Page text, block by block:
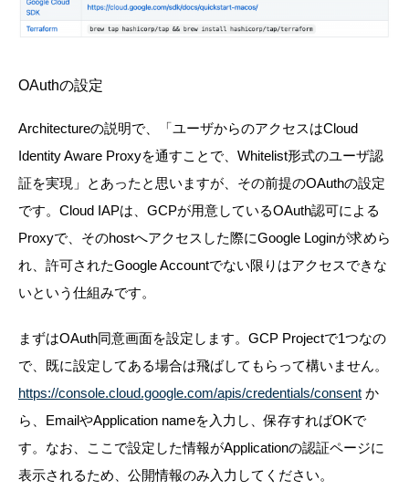
OAuthの設定
Architectureの説明で、「ユーザからのアクセスはCloud
Identity Aware Proxyを通すことで、Whitelist形式のユーザ認
証を実現」とあったと思いますが、その前提のOAuthの設定
です。Cloud IAPは、GCPが用意しているOAuth認可による
Proxyで、そのhostへアクセスした際にGoogle Loginが求めら
れ、許可されたGoogle Accountでない限りはアクセスできな
いという仕組みです。
まずはOAuth同意画面を設定します。GCP Projectで1つなの
で、既に設定してある場合は飛ばしてもらって構いません。
https://console.cloud.google.com/apis/credentials/consent か
ら、EmailやApplication nameを入力し、保存すればOKで
す。なお、ここで設定した情報がApplicationの認証ページに
表示されるため、公開情報のみ入力してください。